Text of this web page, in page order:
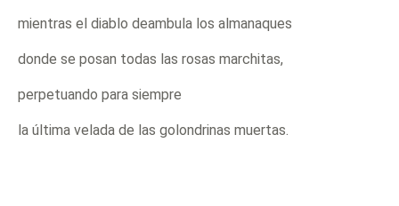
mientras el diablo deambula los almanaques
donde se posan todas las rosas marchitas,
perpetuando para siempre
la última velada de las golondrinas muertas.